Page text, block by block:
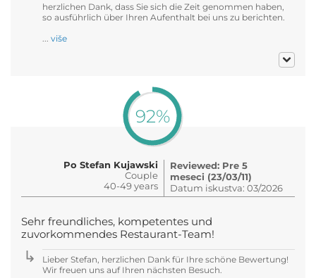
herzlichen Dank, dass Sie sich die Zeit genommen haben,
so ausführlich über Ihren Aufenthalt bei uns zu berichten.
više
92%
Po Stefan Kujawski
Couple
40-49 years
Reviewed: Pre 5
meseci (23/03/11)
Datum iskustva: 03/2026
Sehr freundliches, kompetentes und
zuvorkommendes Restaurant-Team!
Lieber Stefan, herzlichen Dank für Ihre schöne Bewertung!
Wir freuen uns auf Ihren nächsten Besuch.